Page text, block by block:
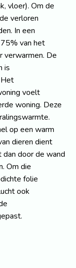
vloer). Om de
verloren
In een
van het
verwarmen. De
is
voelt
woning. Deze
op een warm
dieren dient
door de wand
Om die
folie
ook